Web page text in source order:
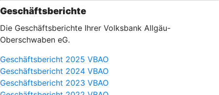
Geschäftsberichte
Die Geschäftsberichte Ihrer Volksbank Allgäu-
Oberschwaben eG.
Geschäftsbericht 2025 VBAO
Geschäftsbericht 2024 VBAO
Geschäftsbericht 2023 VBAO